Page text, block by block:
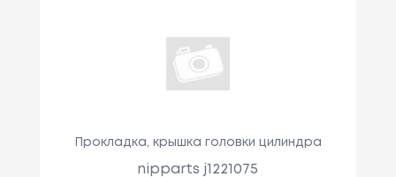
Прокладка, крышка головки цилиндра
nipparts j1221075